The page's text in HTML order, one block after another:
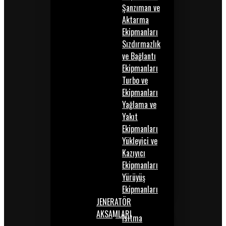
Şanzıman ve
Aktarma
Ekipmanları
Sızdırmazlık
ve Bağlantı
Ekipmanları
Turbo ve
Ekipmanları
Yağlama ve
Yakıt
Ekipmanları
Yükleyici ve
Kazıyıcı
Ekipmanları
Yürüyüş
Ekipmanları
JENERATÖR
AKSAMLARIIsıtma